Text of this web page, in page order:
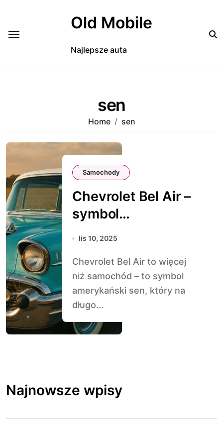
Old Mobile
Najlepsze auta
sen
Home sen
Samochody
Chevrolet Bel Air –
symbol
amerykańskiego
lis 10, 2025
Chevrolet Bel Air to więcej
niż samochód – to symbol
amerykański sen, który na
długo...
Najnowsze wpisy